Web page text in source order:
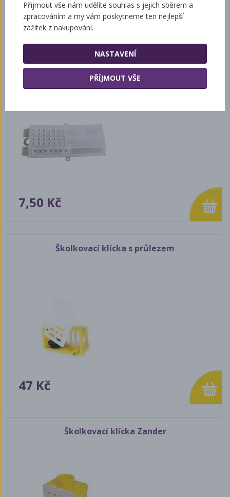
Související zboží
Klícka zasílací
7,50 Kč
Školkovací klícka s průlezem
47 Kč
Školkovací klícka Zander
Přijmout vše nám udělíte souhlas s jejich sběrem a
zpracováním a my vám poskytneme ten nejlepší
zážitek z nakupování.
NASTAVENÍ
PŘÍJMOUT VŠE